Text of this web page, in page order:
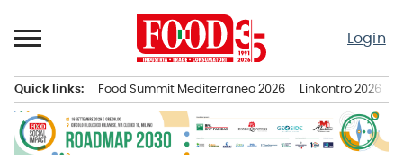
al
Login
principale
Quick links: Food Summit Mediterraneo 2026 Linkontro 2026